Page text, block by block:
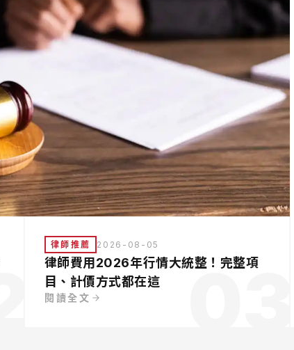
律師推薦 2026-08-05
律師費用2026年行情大統整！完整項
目、計價方式都在這
閱讀全文 03